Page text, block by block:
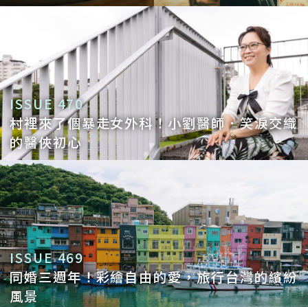
ISSUE 470
村裡來了個暴走女外科！小劉醫師．笑淚交織
的醫俠初心
ISSUE 469
同婚三週年！彩繪自由的愛，旅行台灣的繽紛
風景